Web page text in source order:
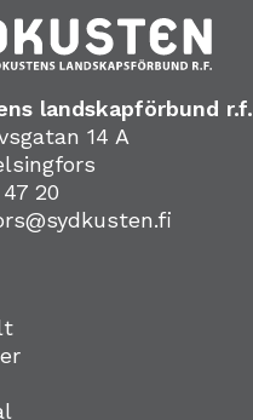
landskapförbund r.f.
14 A
20